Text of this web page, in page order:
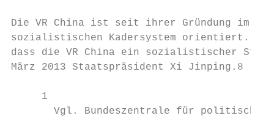
Die VR China ist seit ihrer Gründung im
sozialistischen Kadersystem orientiert.
dass die VR China ein sozialistischer
März 2013 Staatspräsident Xi Jinping.8
     1
Vgl. Bundeszentrale für politische